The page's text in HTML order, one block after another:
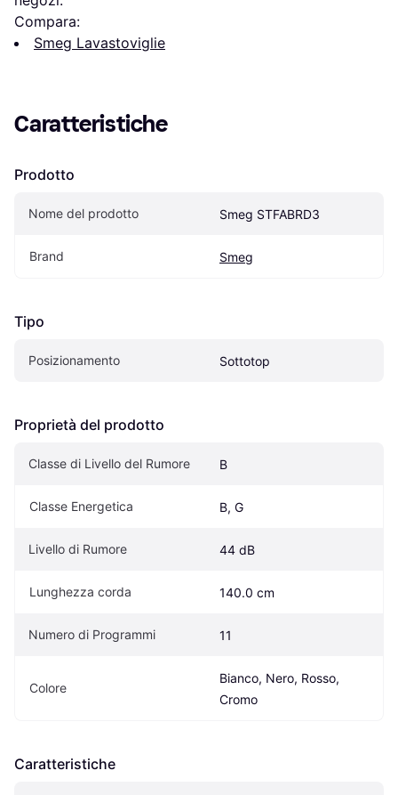
Compara:
Smeg Lavastoviglie
Caratteristiche
Prodotto
Nome del prodotto Smeg STFABRD3
Brand Smeg
Tipo
Posizionamento Sottotop
Proprietà del prodotto
Classe di Livello del Rumore B
Classe Energetica B, G
Livello di Rumore 44 dB
Lunghezza corda 140.0 cm
Numero di Programmi 11
Colore
Bianco, Nero, Rosso,
Cromo
Caratteristiche